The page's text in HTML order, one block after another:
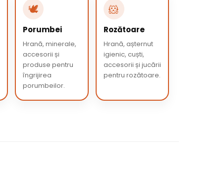
🕊️
Porumbei
Hrană, minerale,
accesorii și
produse pentru
îngrijirea
porumbeilor.
🐹
Rozătoare
Hrană, așternut
igienic, cuști,
accesorii și jucării
pentru rozătoare.